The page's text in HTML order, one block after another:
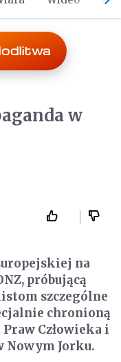
w
na
próbującą
szczególne
chronioną
Człowieka i
Nowym Jorku.